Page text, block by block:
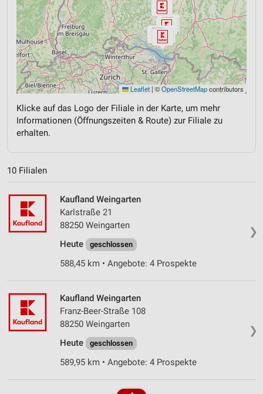
Leaflet| ©OpenStreetMapcontributors
Klicke auf das Logo der Filiale in der Karte, um mehr
Informationen (Öffnungszeiten & Route) zur Filiale zu
erhalten.
10 Filialen
❯
Kaufland Weingarten
Karlstraße 21
88250 Weingarten
Heute
geschlossen
588,45 km • Angebote: 4 Prospekte
❯
Kaufland Weingarten
Franz-Beer-Straße 108
88250 Weingarten
Heute
geschlossen
589,95 km • Angebote: 4 Prospekte